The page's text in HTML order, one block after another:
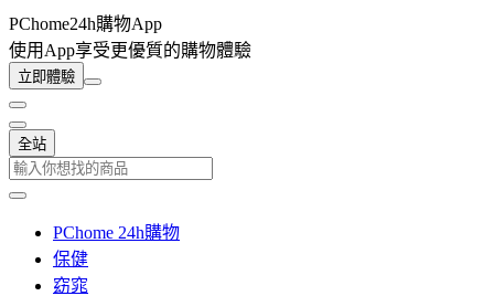
PChome24h購物App
使用App享受更優質的購物體驗
立即體驗
全站
PChome 24h購物
保健
窈窕